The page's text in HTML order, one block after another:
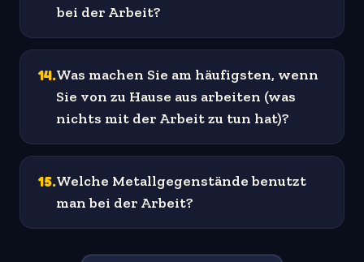
bei der Arbeit?
14.Was machen Sie am häufigsten, wenn
Sie von zu Hause aus arbeiten (was
nichts mit der Arbeit zu tun hat)?
15.Welche Metallgegenstände benutzt
man bei der Arbeit?